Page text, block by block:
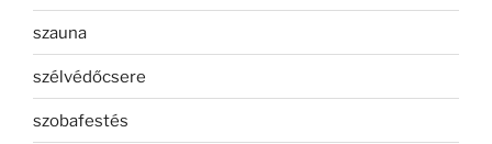
szauna
szélvédőcsere
szobafestés